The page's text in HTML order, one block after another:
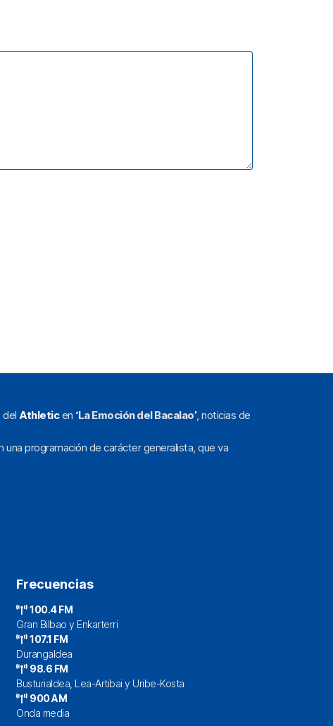
del Athleticen ‘La Emoción del Bacalao’, noticias de
programación de carácter generalista, que va
Frecuencias
100.4 FM
Gran Bilbao y Enkarterri
107.1 FM
Durangaldea
98.6 FM
Busturialdea, Lea-Artibai y Uribe-Kosta
900 AM
Onda media